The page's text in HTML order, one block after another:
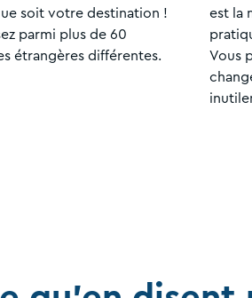
soit votre destination !
parmi plus de 60
étrangères différentes.
est la
Vous